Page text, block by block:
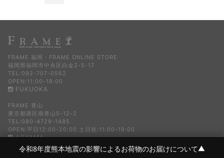
FRAME 福岡・FRAME ONLINE STORE
福岡県福岡市中央区白金2-5-17
TEL:092-707-0562
OPEN:11:00-18:00
FUKUOKA
FRAME 青山
東京都港区南青山5-12-2
TEL:080-4729-1485
OPEN:平日12:00-20:00 土日祝:11:00-19:00
AOYAMA
COPYRIGHT FRAME ALL RIGHTS RESERVED.
令和8年度熊本地震の影響によるお荷物のお届けについて▼